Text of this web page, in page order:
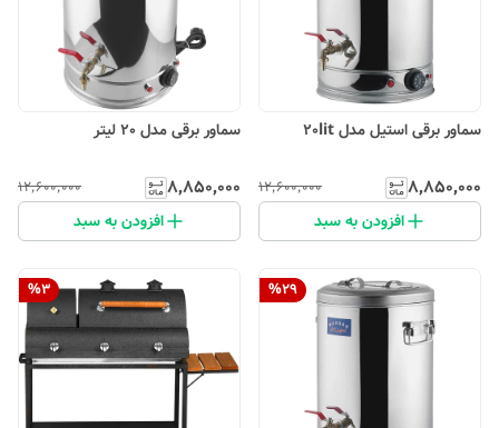
سماور برقی استیل مدل 20lit
۸٬۸۵۰٬۰۰۰ ۱۲٬۶۰۰٬۰۰۰
افزودن به سبد
سماور برقی مدل 20 لیتر
۸٬۸۵۰٬۰۰۰ ۱۲٬۶۰۰٬۰۰۰
افزودن به سبد
%29
%3